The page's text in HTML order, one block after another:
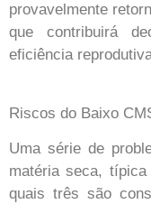
provavelmente
que contribuirá
eficiência
Riscos do Baixo
Uma série de
matéria seca,
quais três são